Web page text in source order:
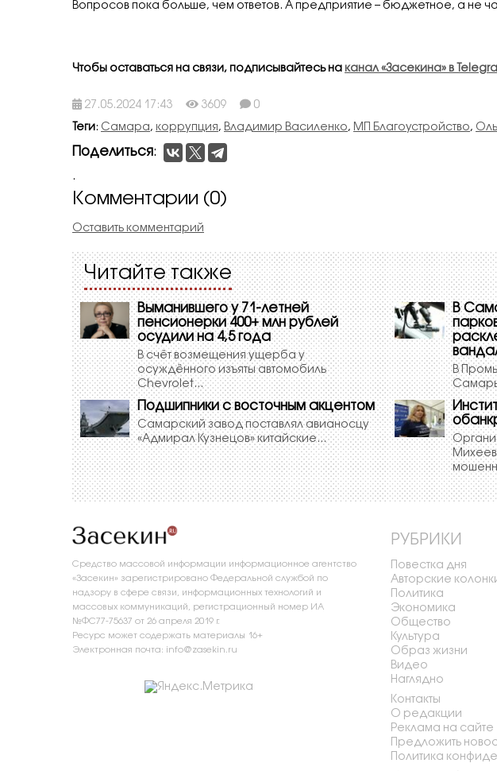
Вопросов пока больше, чем ответов. А предприятие – бюджетное, а не
Чтобы оставаться на связи, подписывайтесь на канал «Засекина» в
27.05.2024 17:43 3609 0
Теги : Самара , коррупция , Владимир Василенко, МП Благоустройство,
Поделиться :
.
Комментарии (0)
Оставить комментарий
Читайте также
Выманившего у 71-летней
пенсионерки 400+ млн рублей
осудили на 4,5 года
В счёт возмещения ущерба у
осуждённого изъяты автомобиль
Chevrolet...
В
В
Самары
Подшипники с восточным акцентом
Самарский завод поставлял авианосцу
«Адмирал Кузнецов» китайские...
Средство массовой информации информационное агентство
«Засекин» зарегистрировано Федеральной службой по
надзору в сфере связи, информационных технологий и
массовых коммуникаций, регистрационный номер ИА
№ФС77-75637 от 26 апреля 2019 г.
Ресурс может содержать материалы 16+
Электронная почта: info@zasekin.ru
РУБРИКИ
Повестка дня
Авторские
Политика
Экономика
Общество
Культура
Образ жизни
Видео
Наглядно
Контакты
О редакции
Реклама на сайте
Предложить
Политика